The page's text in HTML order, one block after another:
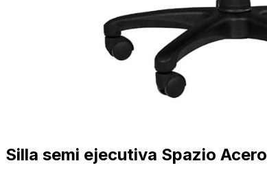
Silla semi ejecutiva Spazio Acero